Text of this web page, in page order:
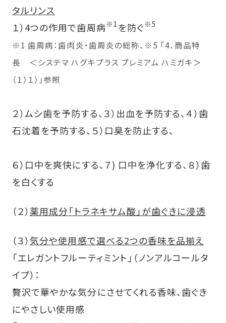
タルリンス
１）4つの作用で歯周病 ※1 を防ぐ ※5
※1 歯周病：歯肉炎・歯周炎の総称、※5 「4．商品特
長 ＜システマ ハグキプラス プレミアム ハミガキ＞
（１）１）」参照
２）ムシ歯を予防する、３）出血を予防する、４）歯
石沈着を予防する、５）口臭を防止する、
６）口中を爽快にする、７) 口中を浄化する、８）歯
を白くする
（２）薬用成分「トラネキサム酸」が歯ぐきに浸透
（３）気分や使用感で選べる2つの香味を品揃え
「エレガントフルーティミント」（ノンアルコールタ
イプ）：
贅沢で華やかな気分にさせてくれる香味、歯ぐき
にやさしい使用感